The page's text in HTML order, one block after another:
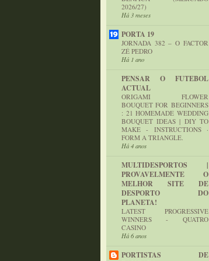
2026/27)
Há 3 meses
PORTA 19
JORNADA 382 – O FACTOR
ZÉ PEDRO
Há 1 ano
PENSAR O FUTEBOL
ACTUAL
ORIGAMI FLOWER
BOUQUET FOR BEGINNERS
: 21 HOMEMADE WEDDING
BOUQUET IDEAS | DIY TO
MAKE - INSTRUCTIONS ·
FORM A TRIANGLE.
Há 4 anos
MULTIDESPORTOS |
PROVAVELMENTE O
MELHOR SITE DE
DESPORTO DO
PLANETA!
LATEST PROGRESSIVE
WINNERS - QUATRO
CASINO
Há 6 anos
PORTISTAS DE